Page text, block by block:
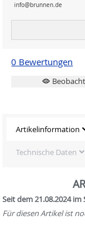
info@brunnen.de
0 Bewertungen
Artikelinformation
Technische Daten
Seit dem 21.08.2024
Für diesen Artikel ist